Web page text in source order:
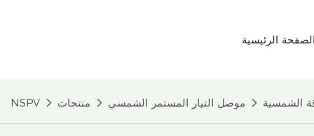
الصفحة الرئيسية
NSPV منتجات موصل التيار المستمر الشمسي